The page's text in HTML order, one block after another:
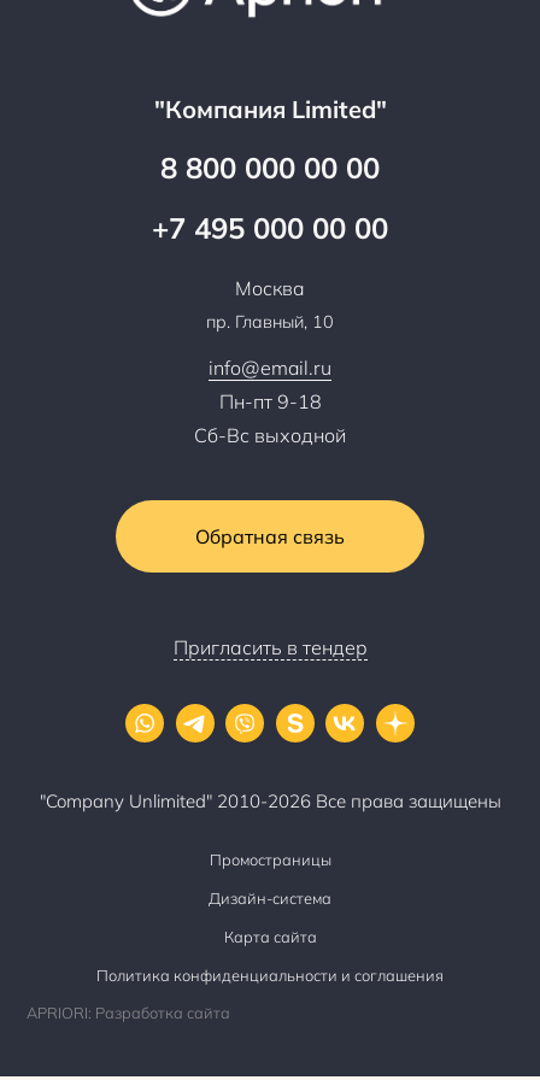
"Компания Limited"
8 800 000 00 00
+7 495 000 00 00
Москва
пр. Главный, 10
info@email.ru
Пн-пт 9-18
Сб-Вс выходной
Обратная связь
Пригласить в тендер
Презентации и каталоги
Сотрудничество
"Company Unlimited" 2010-2026 Все права защищены
Промостраницы
Дизайн-система
Карта сайта
Политика конфиденциальности и соглашения
APRIORI: Разработка сайта